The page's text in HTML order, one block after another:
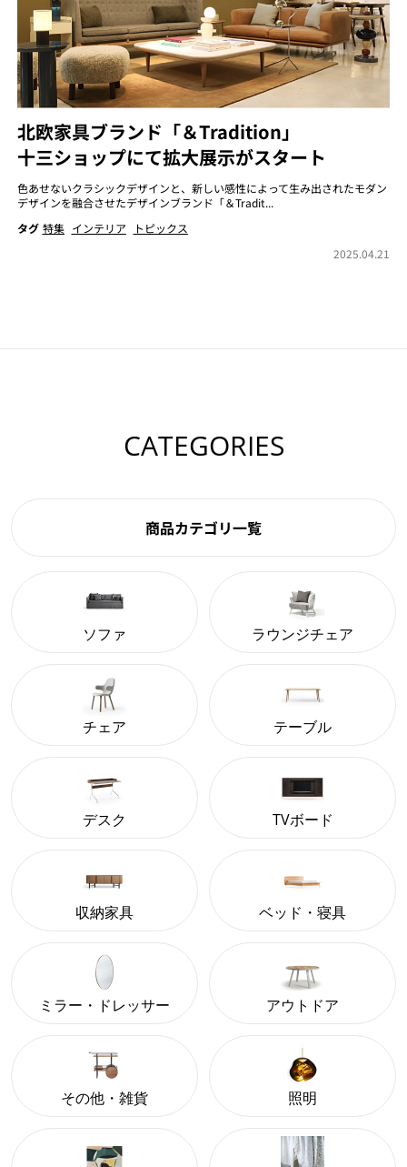
北欧家具ブランド「＆Tradition」
十三ショップにて拡大展示がスタート
色あせないクラシックデザインと、新しい感性によって生み出されたモダン
デザインを融合させたデザインブランド「＆Tradit...
タグ 特集 インテリア
トピックス
2025.04.21
CATEGORIES
商品カテゴリ一覧
ソファ ラウンジチェア
チェア テーブル
デスク TVボード
収納家具 ベッド・寝具
ミラー・ドレッサー アウトドア
その他・雑貨 照明